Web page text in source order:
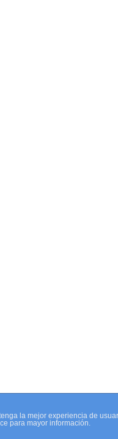
la mejor experiencia de
para mayor información.